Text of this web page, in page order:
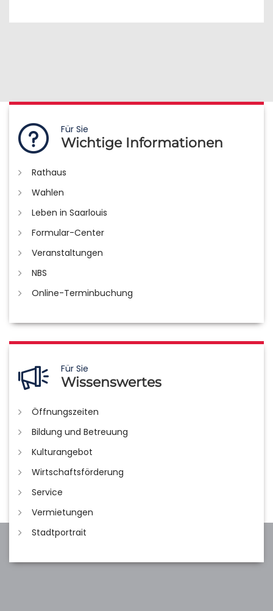
Für Sie
Wichtige Informationen
Rathaus
Wahlen
Leben in Saarlouis
Formular-Center
Veranstaltungen
NBS
Online-Terminbuchung
Für Sie
Wissenswertes
Öffnungszeiten
Bildung und Betreuung
Kulturangebot
Wirtschaftsförderung
Service
Vermietungen
Stadtportrait